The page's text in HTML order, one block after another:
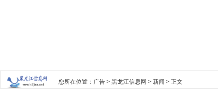
您所在位置： 广告 > 黑龙江信息网 > 新闻 > 正文